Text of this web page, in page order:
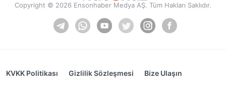
Copyright © 2026 Ensonhaber Medya AŞ. Tüm Hakları Saklıdır.
KVKK Politikası Gizlilik Sözleşmesi Bize Ulaşın